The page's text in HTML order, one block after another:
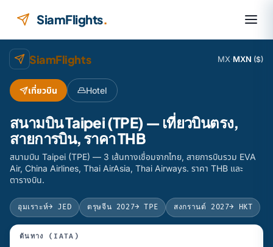
SiamFlights.
SiamFlights MX·MXN ($)
เที่ยวบิน Hotel
สนามบิน Taipei (TPE) — เที่ยวบินตรง,
สายการบิน, ราคา THB
สนามบิน Taipei (TPE) — 3 เส้นทางเชื่อมจากไทย, สายการบินรวม EVA
Air, China Airlines, Thai AirAsia, Thai Airways. ราคา THB และ
ตารางบิน.
อุมเราะห์→ JED ตรุษจีน 2027→ TPE สงกรานต์ 2027→ HKT
ต้นทาง (IATA)